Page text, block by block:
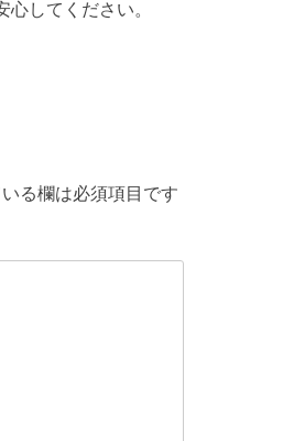
してください。
る欄は必須項目です